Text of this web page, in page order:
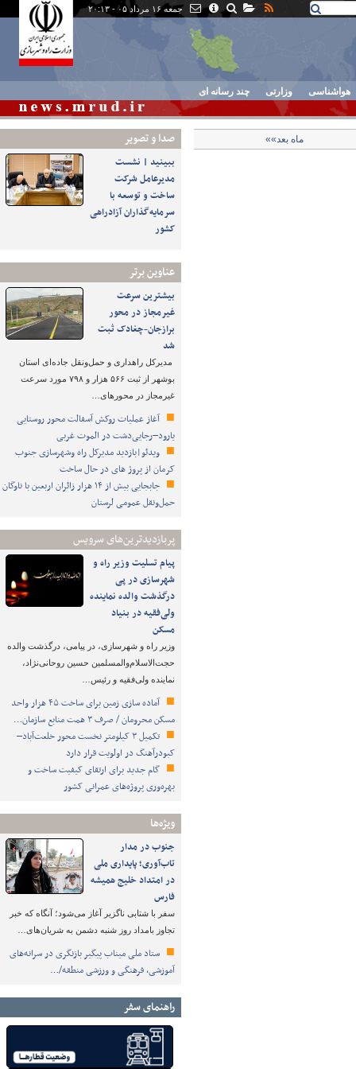
جمعه ۱۶ مرداد ۰۵ - ۲۰:۱۳
هواشناسی وزارتی چند رسانه ای
صدا و تصوير
ببینید | نشست
مدیرعامل شرکت
ساخت و توسعه با
سرمایه‌گذاران آزادراهی
کشور
عناوین برتر
بیشترین سرعت
غیرمجاز در محور
برازجان-چغادک ثبت
شد
مدیرکل راهداری و حمل‌ونقل جاده‌ای استان
بوشهر از ثبت ۵۶۶ هزار و ۷۹۸ مورد سرعت
غیرمجاز در محورهای…
آغاز عملیات روکش آسفالت محور روستایی
یارود–رجایی‌دشت در الموت غربی
ویدئو|بازدید مدیرکل راه وشهرسازی جنوب
کرمان از پروژ های در حال ساخت
جابجایی بیش از ۱۴ هزار زائران اربعین با ناوگان
حمل‌ونقل عمومی لرستان
پربازدیدترین‌های سرویس
پیام تسلیت وزیر راه و
شهرسازی در پی
درگذشت والده نماینده
ولی‌فقیه در بنیاد
مسکن
وزیر راه و شهرسازی، در پیامی، درگذشت والده
حجت‌الاسلام‌والمسلمین حسین روحانی‌نژاد،
نماینده ولی‌فقیه و رئیس…
آماده سازی زمین برای ساخت ۴۵ هزار واحد
مسکن محرومان / صرف ۳ همت منابع سازمان…
تکمیل ۳ کیلومتر نخست محور خلعت‌آباد–
کبودرآهنگ در اولویت قرار دارد
گام جدید برای ارتقای کیفیت ساخت و
بهره‌وری پروژه‌های عمرانی کشور
ویژه‌ها
جنوب در مدار
تاب‌آوری؛ پایداری ملی
در امتداد خلیج همیشه
فارس
سفر با شتابی ناگزیر آغاز می‌شود؛ آنگاه که خبر
تجاوز بامداد روز شنبه دشمن به شریان‌های…
ستاد ملی میناب پیگیر بازنگری در سرانه‌های
آموزشی، فرهنگی و ورزشی منطقه/…
راهنمای سفر
ماه بعد»»